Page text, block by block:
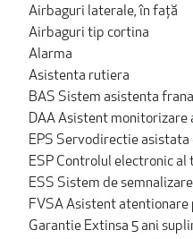
Airbaguri laterale, în faţă
Airbaguri tip cortina
Alarma
Asistenta rutiera
BAS Sistem asistenta
DAA Asistent monitorizare
EPS Servodirectie
ESP Controlul electronic
ESS Sistem de
FVSA Asistent
Garantie Extinsa 5 ani